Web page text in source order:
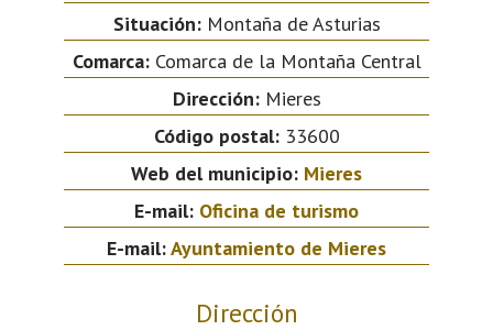
Situación:Montaña de Asturias
Comarca:Comarca de la Montaña Central
Dirección:Mieres
Código postal:33600
Web del municipio: Mieres
E-mail: Oficina de turismo
E-mail:Ayuntamiento de Mieres
Dirección